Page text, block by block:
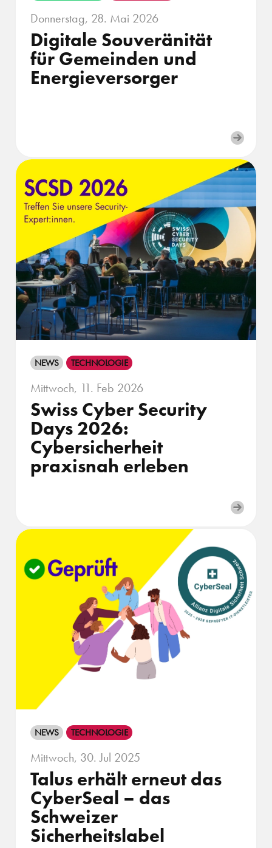
Donnerstag, 28. Mai 2026
Digitale Souveränität
für Gemeinden und
Energieversorger
NEWS TECHNOLOGIE
Mittwoch, 11. Feb 2026
Swiss Cyber Security
Days 2026:
Cybersicherheit
praxisnah erleben
NEWS TECHNOLOGIE
Mittwoch, 30. Jul 2025
Talus erhält erneut das
CyberSeal – das
Schweizer
Sicherheitslabel